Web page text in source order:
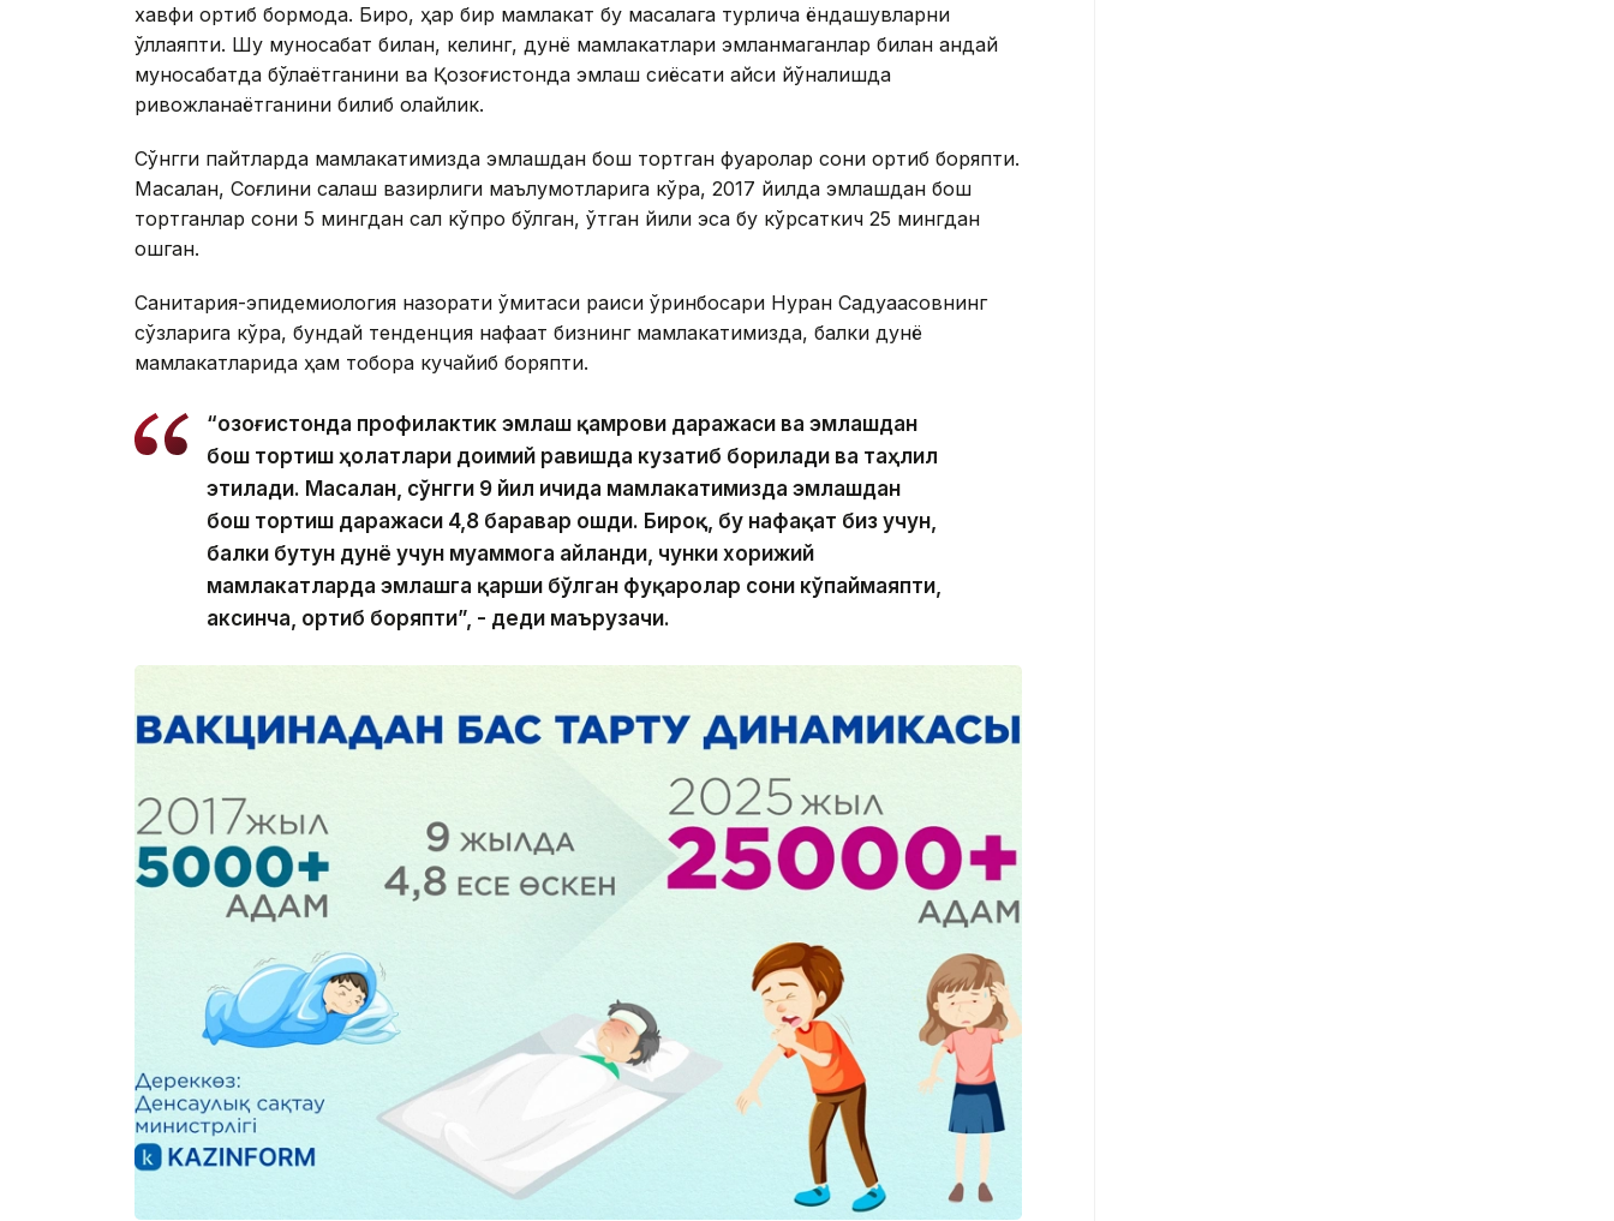
хавфи ортиб бормоқда. Бироқ, ҳар бир мамлакат бу масалага турлича ёндашувларни
қўллаяпти. Шу муносабат билан, келинг, дунё мамлакатлари эмланмаганлар билан қандай
муносабатда бўлаётганини ва Қозоғистонда эмлаш сиёсати қайси йўналишда
ривожланаётганини билиб олайлик.
Сўнгги пайтларда мамлакатимизда эмлашдан бош тортган фуқаролар сони ортиб боряпти.
Масалан, Соғлиқни сақлаш вазирлиги маълумотларига кўра, 2017 йилда эмлашдан бош
тортганлар сони 5 мингдан сал кўпроқ бўлган, ўтган йили эса бу кўрсаткич 25 мингдан
ошган.
Санитария-эпидемиология назорати қўмитаси раиси ўринбосари Нурқан Садуақасовнинг
сўзларига кўра, бундай тенденция нафақат бизнинг мамлакатимизда, балки дунё
мамлакатларида ҳам тобора кучайиб боряпти.
“Қозоғистонда профилактик эмлаш қамрови даражаси ва эмлашдан
бош тортиш ҳолатлари доимий равишда кузатиб борилади ва таҳлил
этилади. Масалан, сўнгги 9 йил ичида мамлакатимизда эмлашдан
бош тортиш даражаси 4,8 баравар ошди. Бироқ, бу нафақат биз учун,
балки бутун дунё учун муаммога айланди, чунки хорижий
мамлакатларда эмлашга қарши бўлган фуқаролар сони кўпаймаяпти,
аксинча, ортиб боряпти”, - деди маърузачи.